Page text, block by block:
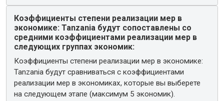
Коэффициенты степени реализации мер в
экономике: Tanzania будут сопоставлены со
средними коэффициентами реализации мер в
следующих группах экономик:
Коэффициенты степени реализации мер в экономике:
Tanzania будут сравниваться с коэффициентами
реализации мер в экономиках, которые вы выберете
на следующем этапе (максимум 5 экономик).